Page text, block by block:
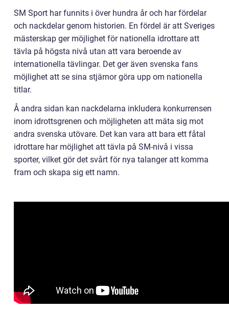
SM Sport har funnits i över hundra år och har fördelar
och nackdelar genom historien. En fördel är att Sveriges
mästerskap ger möjlighet för nationella idrottare att
tävla på högsta nivå utan att vara beroende av
internationella tävlingar. Det ger även svenska fans
möjlighet att se sina stjärnor göra upp om nationella
titlar.
Å andra sidan kan nackdelarna inkludera konkurrensen
inom idrottsgrenen och möjligheten att mäta sig mot
andra svenska utövare. Det kan vara att bara ett fåtal
idrottare har möjlighet att tävla på SM-nivå i vissa
sporter, vilket gör det svårt för nya talanger att komma
fram och skapa sig ett namn.